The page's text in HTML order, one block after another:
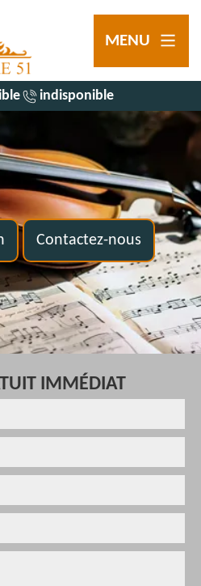
MENU
indisponible
Contactez-nous
IMMÉDIAT